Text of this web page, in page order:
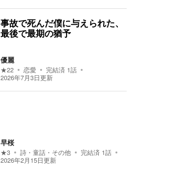
事故で死んだ僕に与えられた、
最後で最期の猶予
優麗
★22 恋愛 完結済 1話
2026年7月3日更新
早桜
★3 詩・童話・その他 完結済 1話
2026年2月15日更新